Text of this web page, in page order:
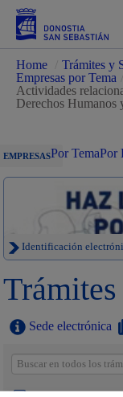
Home Trámites y
Empresas por Tema
Actividades
Derechos
EMPRESASPor TemaPor
Identificación
Trámites
Sede electrónica